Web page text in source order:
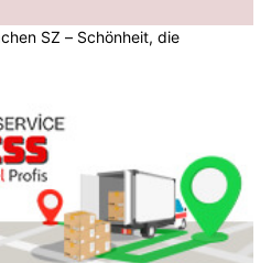
SZ – Schönheit, die